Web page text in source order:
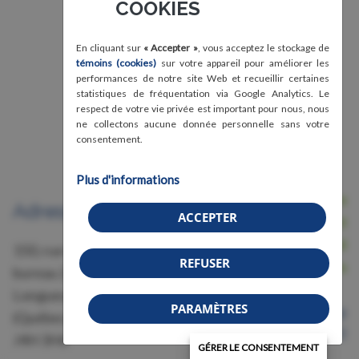
Adresse
150, rue Grant,
bureau 228
Longueuil
J4H 3H6
Nous joindre
Avis légal, conditions d'utilisation et
confidentialité
Crédits
Organisme de bienfaisance
COOKIES
En cliquant sur « Accepter », vous acceptez le stockage de
témoins (cookies) sur votre appareil pour améliorer les
performances de notre site Web et recueillir certaines
statistiques de fréquentation via Google Analytics. Le
respect de votre vie privée est important pour nous, nous
ne collectons aucune donnée personnelle sans votre
consentement.
Plus d'informations
ACCEPTER
REFUSER
PARAMÈTRES
GÉRER LE CONSENTEMENT